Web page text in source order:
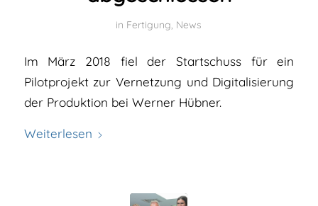
in Fertigung News
Im März 2018 fiel der Startschuss für ein
Pilotprojekt zur Vernetzung und Digitalisierung
der Produktion bei Werner Hübner.
Weiterlesen